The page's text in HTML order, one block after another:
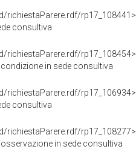
richiestaParere.rdf/rp17_108441>
consultiva
richiestaParere.rdf/rp17_108454>
in sede consultiva
richiestaParere.rdf/rp17_106934>
consultiva
richiestaParere.rdf/rp17_108277>
in sede consultiva